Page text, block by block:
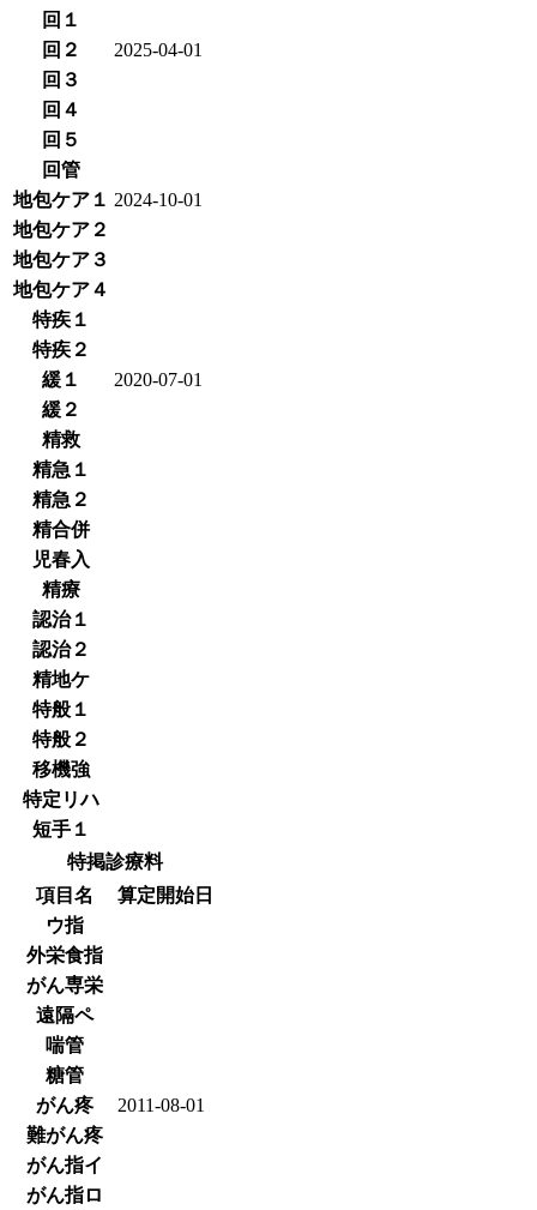
回１
回２
2025-04-01
回３
回４
回５
回管
地包ケア１ 2024-10-01
地包ケア２
地包ケア３
地包ケア４
特疾１
特疾２
緩１
2020-07-01
緩２
精救
精急１
精急２
精合併
児春入
精療
認治１
認治２
精地ケ
特般１
特般２
移機強
特定リハ
短手１
特掲診療料
項目名
算定開始日
ウ指
外栄食指
がん専栄
遠隔ペ
喘管
糖管
がん疼
2011-08-01
難がん疼
がん指イ
がん指ロ